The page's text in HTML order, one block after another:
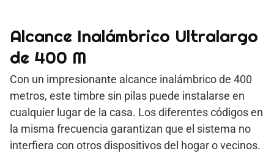
Alcance Inalámbrico Ultralargo
de 400 M
Con un impresionante alcance inalámbrico de 400
metros, este timbre sin pilas puede instalarse en
cualquier lugar de la casa. Los diferentes códigos en
la misma frecuencia garantizan que el sistema no
interfiera con otros dispositivos del hogar o vecinos.